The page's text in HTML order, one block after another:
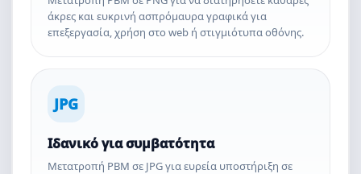
άκρες και ευκρινή ασπρόμαυρα γραφικά για
επεξεργασία, χρήση στο web ή στιγμιότυπα οθόνης.
JPG
Ιδανικό για συμβατότητα
Μετατροπή PBM σε JPG για ευρεία υποστήριξη σε